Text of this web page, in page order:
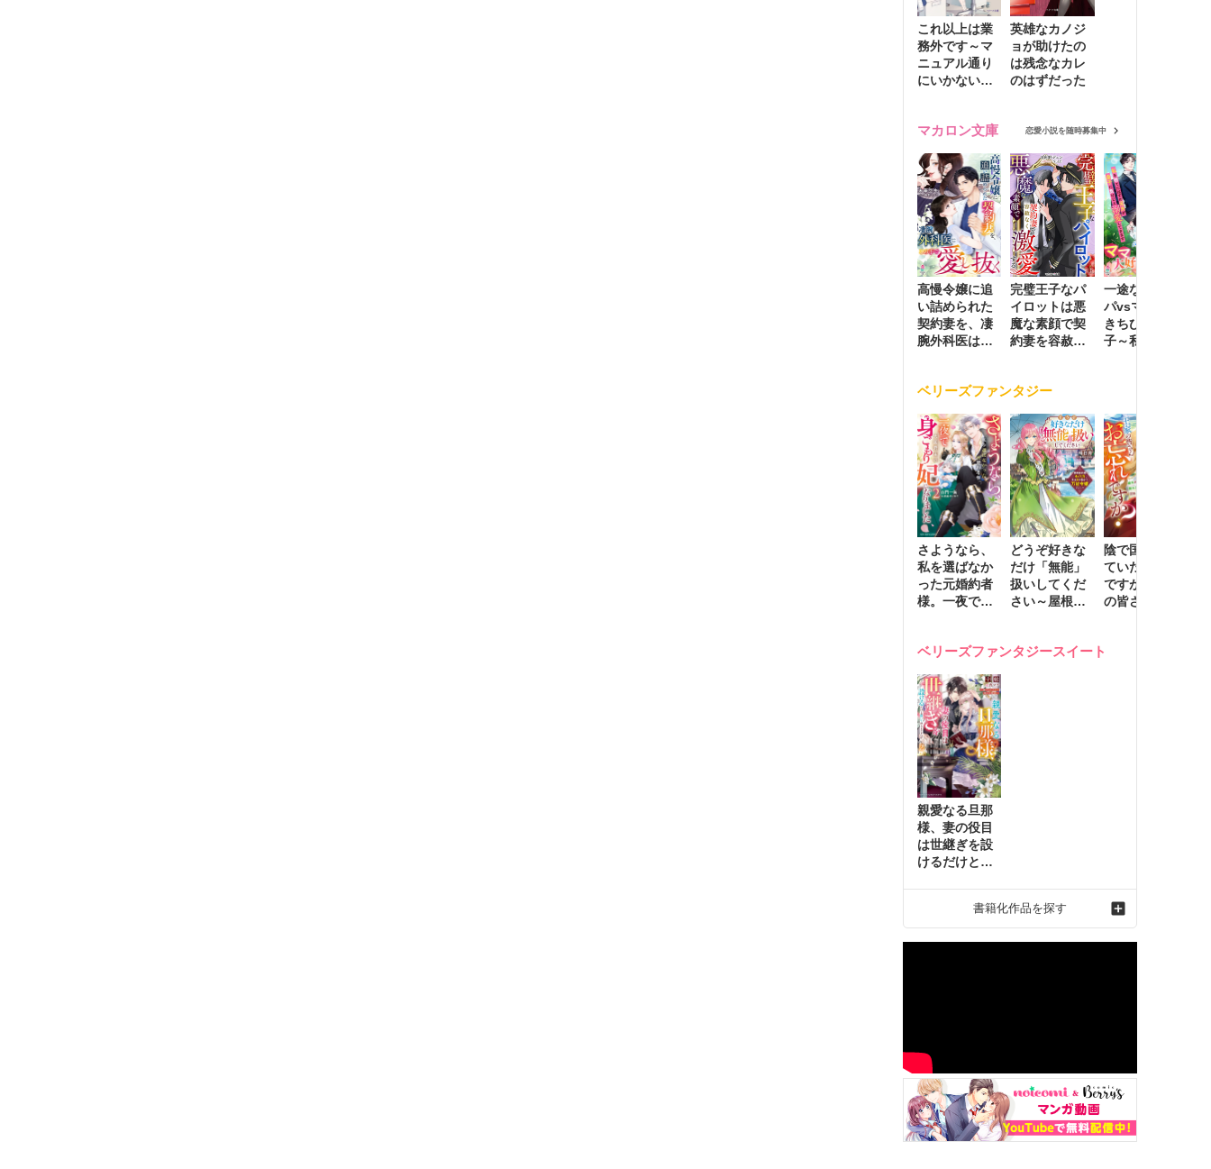
これ以上は業
務外です～マ
ニュアル通り
にいかない彼
英雄なカノジ
ョが助けたの
は残念なカレ
のはずだった
マカロン文庫 恋愛小説を随時募集中
高慢令嬢に追
い詰められた
契約妻を、凄
腕外科医はこ
完璧王子なパ
イロットは悪
魔な素顔で契
約妻を容赦な
一途な社長パ
パvsママ大好
きちびっこ息
子～私を捨て
ベリーズファンタジー
さようなら、
私を選ばなか
った元婚約者
様。一夜で大
ました２
どうぞ好きな
だけ「無能」
扱いしてくだ
さい～屋根裏
動かす万能令
陰で国を支え
ていたのは私
ですが、王家
の皆さんお忘
れ才女の辺境
ベリーズファンタジースイート
親愛なる旦那
様、妻の役目
は世継ぎを設
けるだけと聞
れ才女の幸せ
な結婚～2
書籍化作品を探す